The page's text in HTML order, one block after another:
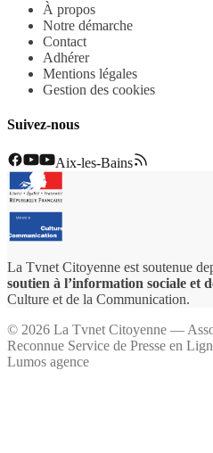
À propos
Notre démarche
Contact
Adhérer
Mentions légales
Gestion des cookies
Suivez-nous
Aix-les-Bains
La Tvnet Citoyenne est soutenue
soutien à l’information sociale et
Culture et de la Communication.
© 2026 La Tvnet Citoyenne —
Reconnue Service de Presse en
Lumos agence